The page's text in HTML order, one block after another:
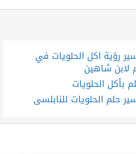
رؤية اكل الحلويات في
لابن شاهين
بأكل الحلويات
حلم الحلويات للنابلسي